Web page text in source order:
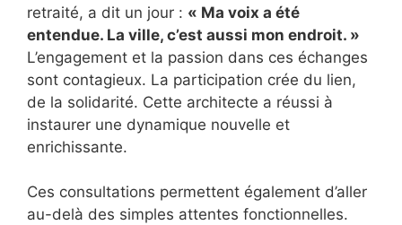
retraité, a dit un jour : « Ma voix a été
entendue. La ville, c’est aussi mon endroit. »
L’engagement et la passion dans ces échanges
sont contagieux. La participation crée du lien,
de la solidarité. Cette architecte a réussi à
instaurer une dynamique nouvelle et
enrichissante.
Ces consultations permettent également d’aller
au-delà des simples attentes fonctionnelles.